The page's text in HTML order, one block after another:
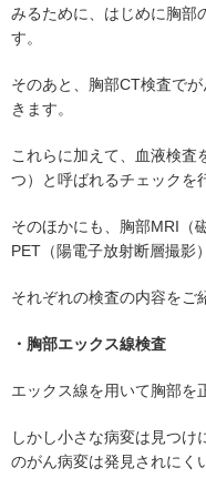
みるために、はじめに胸部
す。
そのあと、胸部CT検査で
きます。
これらに加えて、血液検査
つ）と呼ばれるチェックを
そのほかにも、胸部MRI（
PET（陽電子放射断層撮影
それぞれの検査の内容をご
・胸部エックス線検査
エックス線を用いて胸部を
しかし小さな病変は見つけ
のがん病変は発見されにく